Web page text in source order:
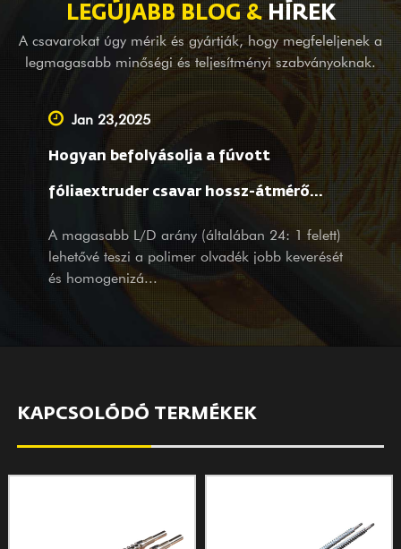
acél) csavarhenger is az egyik első termékünk; Alkalmas
ötvözött bimetál (PTA) hegesztésre. Amellett, hogy külföldön
komplett gépgyártó cégek mérlegberendezését biztosítjuk,
vezető beszállítóként vállalunk OEM szolgáltatást, földmérési és
térképezési segítséget, valamint itthoni kis- és nagyvállalatok
tervezési szolgáltatásait is. Nem számít, hogy Ön meglévő
partnerünk vagy potenciális ügyfelünk, termékeivel és
szolgáltatásaival, szeretettel várjuk látogatását és érdeklődését
teljes szívvel és átgondolt szolgáltatásainkkal.
LEGÚJABB BLOG &HÍREK
A csavarokat úgy mérik és gyártják, hogy megfeleljenek a
legmagasabb minőségi és teljesítményi szabványoknak.
Jan 23,2025
Hogyan befolyásolja a fúvott
fóliaextruder csavar hossz-átmérő
aránya az anyagfeldolgozást és a film
tulajdonságait?
A magasabb L/D arány (általában 24: 1 felett)
lehetővé teszi a polimer olvadék jobb keverését
és homogenizá...
KAPCSOLÓDÓ TERMÉKEK